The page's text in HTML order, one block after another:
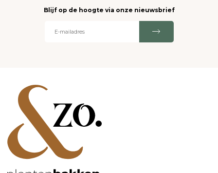
Blijf op de hoogte via onze nieuwsbrief